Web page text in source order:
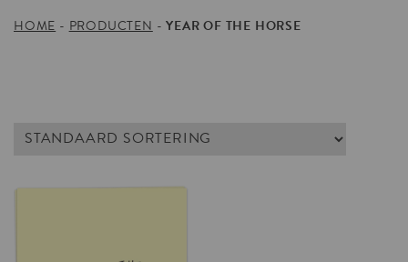
HOME - PRODUCTEN -YEAR OF THE HORSE